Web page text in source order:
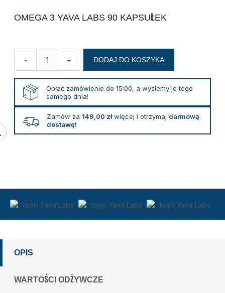
OMEGA 3 YAVA LABS 90 KAPSUŁEK
- + DODAJ DO KOSZYKA
Opłać zamówienie do 15:00, a wyślemy je tego
samego dnia!
Zamów za 149,00 złwięcej i otrzymaj darmową
dostawę!
OPIS
WARTOŚCI ODŻYWCZE